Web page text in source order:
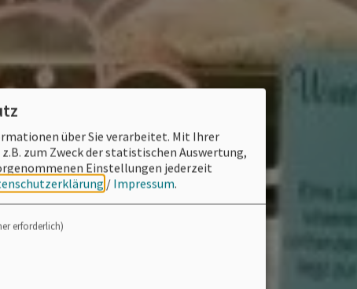
über Sie verarbeitet. Mit Ihrer
zum Zweck der statistischen Auswertung,
Einstellungen jederzeit
/ Impressum.
erforderlich)